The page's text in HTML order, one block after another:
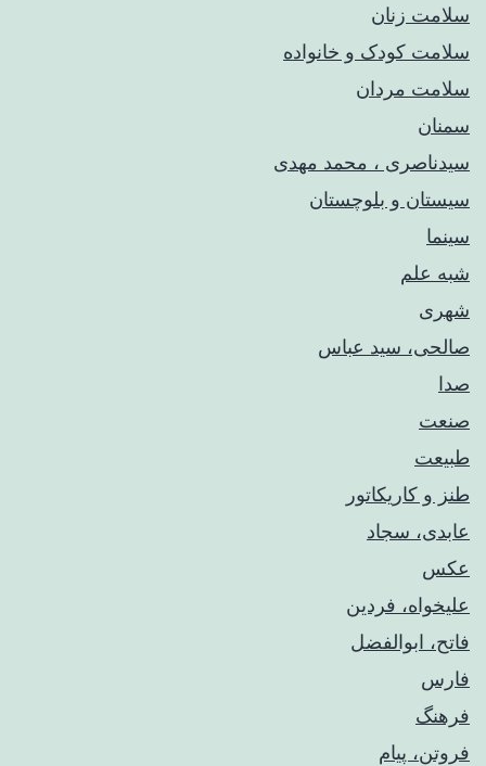
سلامت زنان
سلامت کودک‌ و خانواده
سلامت مردان
سمنان
سیدناصری ، محمد مهدی
سیستان و بلوچستان
سینما
شبه علم
شهری
صالحی، سید عباس
صدا
صنعت
طبیعت
طنز و کاریکاتور
عابدی، سجاد
عکس
علیخواه، فردین
فاتح، ابوالفضل
فارس
فرهنگ
فروتن، پیام